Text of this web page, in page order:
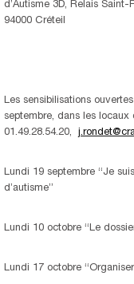
d’Autisme 3D, Relais
94000 Créteil
Les sensibilisations
septembre, dans les locaux
01.49.28.54.20,
Lundi 19 septembre “Je
d’autisme”
Lundi 10 octobre “Le
Lundi 17 octobre